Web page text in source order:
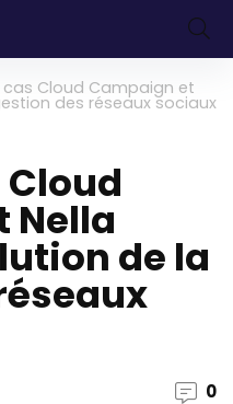
cas Cloud Campaign et
des réseaux sociaux
Cloud
Nella
de la
0